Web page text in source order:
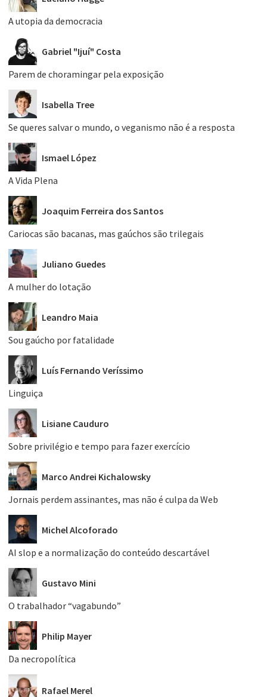
A utopia da democracia
Gabriel "Ijuí" Costa
Parem de choramingar pela exposição
Isabella Tree
Se queres salvar o mundo, o veganismo não é a resposta
Ismael López
A Vida Plena
Joaquim Ferreira dos Santos
Cariocas são bacanas, mas gaúchos são trilegais
Juliano Guedes
A mulher do lotação
Leandro Maia
Sou gaúcho por fatalidade
Luís Fernando Veríssimo
Linguiça
Lisiane Cauduro
Sobre privilégio e tempo para fazer exercício
Marco Andrei Kichalowsky
Jornais perdem assinantes, mas não é culpa da Web
Michel Alcoforado
AI slop e a normalização do conteúdo descartável
Gustavo Mini
O trabalhador “vagabundo”
Philip Mayer
Da necropolítica
Rafael Merel